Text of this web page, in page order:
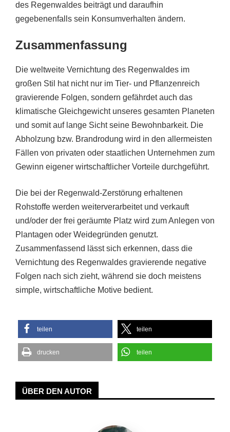
des Regenwaldes beiträgt und daraufhin
gegebenenfalls sein Konsumverhalten ändern.
Zusammenfassung
Die weltweite Vernichtung des Regenwaldes im
großen Stil hat nicht nur im Tier- und Pflanzenreich
gravierende Folgen, sondern gefährdet auch das
klimatische Gleichgewicht unseres gesamten Planeten
und somit auf lange Sicht seine Bewohnbarkeit. Die
Abholzung bzw. Brandrodung wird in den allermeisten
Fällen von privaten oder staatlichen Unternehmen zum
Gewinn eigener wirtschaftlicher Vorteile durchgeführt.
Die bei der Regenwald-Zerstörung erhaltenen
Rohstoffe werden weiterverarbeitet und verkauft
und/oder der frei geräumte Platz wird zum Anlegen von
Plantagen oder Weidegründen genutzt.
Zusammenfassend lässt sich erkennen, dass die
Vernichtung des Regenwaldes gravierende negative
Folgen nach sich zieht, während sie doch meistens
simple, wirtschaftliche Motive bedient.
teilen teilen
drucken teilen
ÜBER DEN AUTOR